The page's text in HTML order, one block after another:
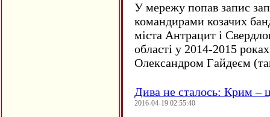
У мережу попав запис
командирами козачих
міста Антрацит і
області у 2014-2015
Олександром Гайдеєм
Дива не сталось: Крим –
2016-04-19 02:55:40